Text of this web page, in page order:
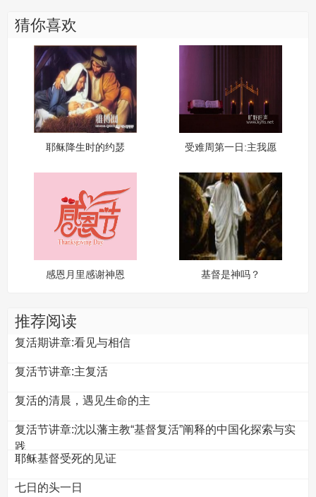
猜你喜欢
耶稣降生时的约瑟
受难周第一日:主我愿
感恩月里感谢神恩 基督是神吗？
推荐阅读
复活期讲章:看见与相信
复活节讲章:主复活
复活的清晨，遇见生命的主
复活节讲章:沈以藩主教“基督复活”阐释的中国化探索与实
践
耶稣基督受死的见证
七日的头一日